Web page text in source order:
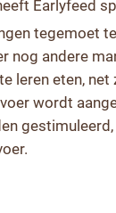
Earlyfeed
tegemoet
nog andere
leren eten,
wordt